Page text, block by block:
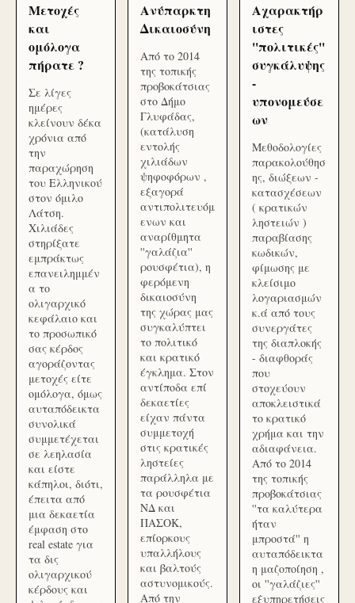
Μετοχές
και
ομόλογα
πήρατε ?
Σε λίγες
ημέρες
κλείνουν δέκα
χρόνια από
την
παραχώρηση
του Ελληνικού
στον όμιλο
Λάτση.
Χιλιάδες
στηρίξατε
εμπράκτως
επανειλημμέν
α το
ολιγαρχικό
κεφάλαιο και
το προσωπικό
σας κέρδος
αγοράζοντας
μετοχές είτε
ομόλογα, όμως
αυταπόδεικτα
συνολικά
συμμετέχεται
σε λεηλασία
και είστε
κάπηλοι, διότι,
έπειτα από
μια δεκαετία
έμφαση στο
real estate για
τα δις
ολιγαρχικού
κέρδους και
Ανύπαρκτη
Δικαιοσύνη
Από το 2014
της τοπικής
προβοκάτσιας
στο Δήμο
Γλυφάδας,
(κατάλυση
εντολής
χιλιάδων
ψηφοφόρων ,
εξαγορά
αντιπολιτευόμ
ενων και
αναρίθμητα
''γαλάζια''
ρουσφέτια), η
φερόμενη
δικαιοσύνη
της χώρας μας
συγκαλύπτει
το πολιτικό
και κρατικό
έγκλημα. Στον
αντίποδα επί
δεκαετίες
είχαν πάντα
συμμετοχή
στις κρατικές
ληστείες
παράλληλα με
τα ρουσφέτια
ΝΔ και
ΠΑΣΟΚ,
επίορκους
υπαλλήλους
και βαλτούς
αστυνομικούς.
Από την
Αχαρακτήρ
ιστες
''πολιτικές''
συγκάλυψης
-
υπονομεύσε
ων
Μεθοδολογίες
παρακολούθησ
ης, διώξεων -
κατασχέσεων
( κρατικών
ληστειών )
παραβίασης
κωδικών,
φίμωσης με
κλείσιμο
λογαριασμών
κ.ά από τους
συνεργάτες
της διαπλοκής
- διαφθοράς
που
στοχεύουν
αποκλειστικά
το κρατικό
χρήμα και την
αδιαφάνεια.
Από το 2014
της τοπικής
προβοκάτσιας
''τα καλύτερα
ήταν
μπροστά'' η
αυταπόδεικτα
η μαζοποίηση ,
οι ''γαλάζιες''
εξυπηρετήσεις